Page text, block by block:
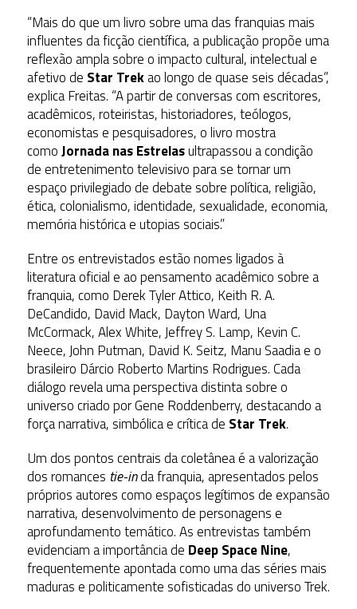
“Mais do que um livro sobre uma das franquias mais
influentes da ficção científica, a publicação propõe uma
reflexão ampla sobre o impacto cultural, intelectual e
afetivo de Star Trekao longo de quase seis décadas”,
explica Freitas. “A partir de conversas com escritores,
acadêmicos, roteiristas, historiadores, teólogos,
economistas e pesquisadores, o livro mostra
comoJornada nas Estrelasultrapassou a condição
de entretenimento televisivo para se tornar um
espaço privilegiado de debate sobre política, religião,
ética, colonialismo, identidade, sexualidade, economia,
memória histórica e utopias sociais.”
Entre os entrevistados estão nomes ligados à
literatura oficial e ao pensamento acadêmico sobre a
franquia, como Derek Tyler Attico, Keith R. A.
DeCandido, David Mack, Dayton Ward, Una
McCormack, Alex White, Jeffrey S. Lamp, Kevin C.
Neece, John Putman, David K. Seitz, Manu Saadia e o
brasileiro Dárcio Roberto Martins Rodrigues. Cada
diálogo revela uma perspectiva distinta sobre o
universo criado por Gene Roddenberry, destacando a
força narrativa, simbólica e crítica de Star Trek.
Um dos pontos centrais da coletânea é a valorização
dos romances tie-inda franquia, apresentados pelos
próprios autores como espaços legítimos de expansão
narrativa, desenvolvimento de personagens e
aprofundamento temático. As entrevistas também
evidenciam a importância de Deep Space Nine,
frequentemente apontada como uma das séries mais
maduras e politicamente sofisticadas do universo Trek.